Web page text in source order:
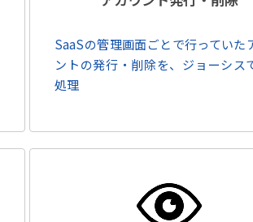
SaaSの管理画面ごとで行っていた
ントの発行・削除を、ジョーシス
処理